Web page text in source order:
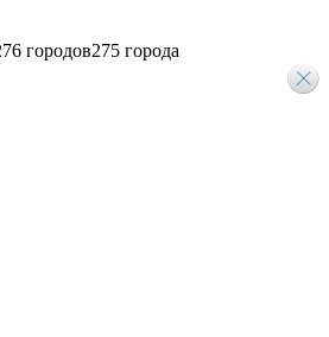
городов275 города